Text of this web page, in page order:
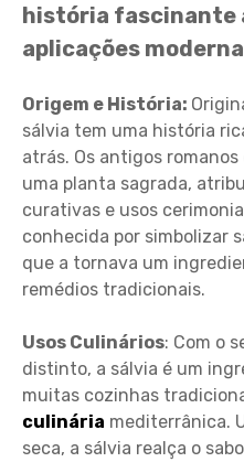
história fascinante
aplicações
Origem e História:
sálvia tem uma história
atrás. Os antigos
uma planta sagrada,
curativas e usos
conhecida por simbolizar
que a tornava um
remédios tradicionais.
Usos Culinários: Com o
distinto, a sálvia é um
muitas cozinhas
culinária mediterrânica.
seca, a sálvia realça o